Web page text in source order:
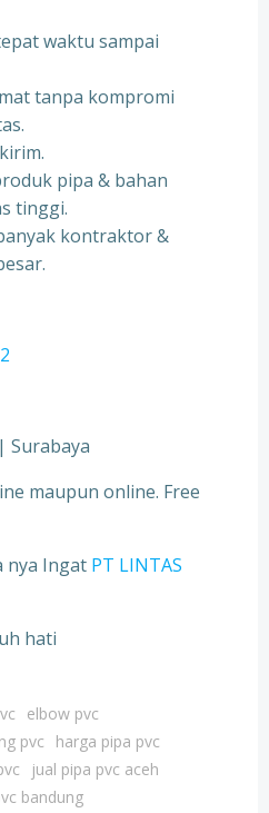
waktu sampai
tanpa kompromi
pipa & bahan
tinggi.
kontraktor &
Surabaya
maupun online. Free
nya Ingat PT LINTAS
hati
elbow pvc
pvc
harga pipa pvc
jual pipa pvc aceh
bandung